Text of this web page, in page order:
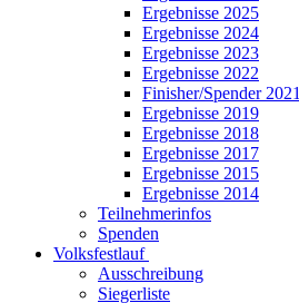
Ergebnisse 2025
Ergebnisse 2024
Ergebnisse 2023
Ergebnisse 2022
Finisher/Spender 2021
Ergebnisse 2019
Ergebnisse 2018
Ergebnisse 2017
Ergebnisse 2015
Ergebnisse 2014
Teilnehmerinfos
Spenden
Volksfestlauf
Ausschreibung
Siegerliste